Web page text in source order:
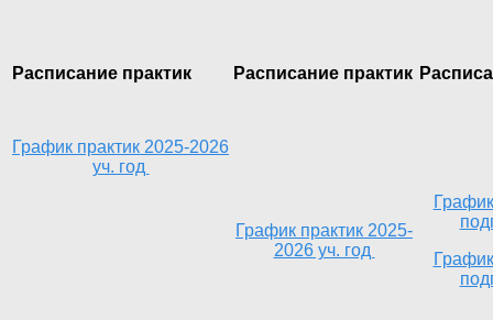
Расписание практик Расписание практик
График практик 2025-2026
уч. год
График практик 2025-
2026 уч. год